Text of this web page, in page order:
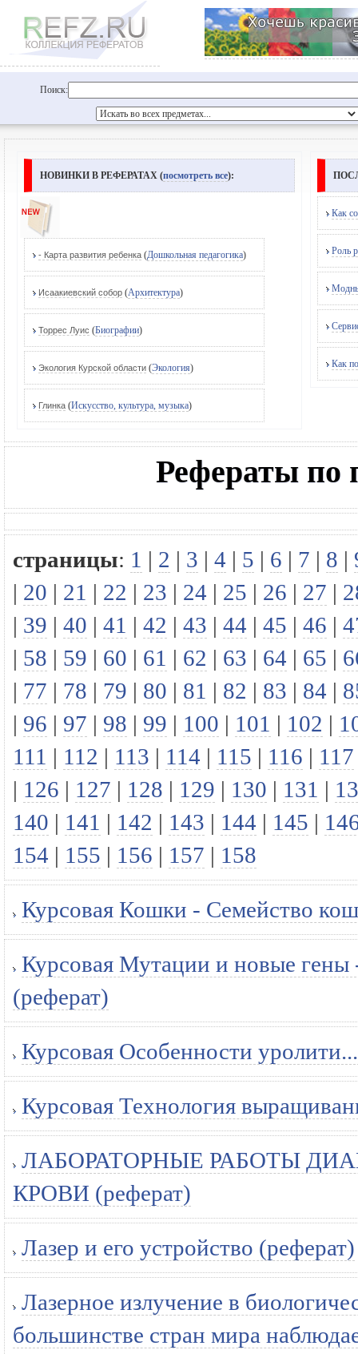
Поиск:
НОВИНКИ В РЕФЕРАТАХ (посмотреть все):
- Карта развития ребенка (Дошкольная педагогика)
Исаакиевский собор (Архитектура)
Торрес Луис (Биографии)
Экология Курской области (Экология)
Глинка (Искусство, культура, музыка)
Как
Роль
Как
Рефераты по
страницы: 1 | 2 | 3 | 4 | 5 | 6 | 7 | 8 |
| 20 | 21 | 22 | 23 | 24 | 25 | 26 | 27 |
| 39 | 40 | 41 | 42 | 43 | 44 | 45 | 46 |
| 58 | 59 | 60 | 61 | 62 | 63 | 64 | 65 |
| 77 | 78 | 79 | 80 | 81 | 82 | 83 | 84 |
| 96 | 97 | 98 | 99 | 100 | 101 | 102 |
111 | 112 | 113 | 114 | 115 | 116 | 117
| 126 | 127 | 128 | 129 | 130 | 131 |
140 | 141 | 142 | 143 | 144 | 145 |
154 | 155 | 156 | 157 | 158
Курсовая Кошки - Семейство
Курсовая Мутации и новые
(реферат)
Курсовая Особенности
Курсовая Технология
ЛАБОРАТОРНЫЕ РАБОТЫ
КРОВИ (реферат)
Лазер и его устройство (реферат)
Лазерное излучение в
большинстве стран мира